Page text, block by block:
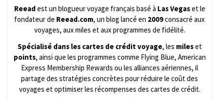
Reead est un blogueur voyage français basé à Las Vegaset le
fondateur de Reead.com, un blog lancé en 2009consacré aux
voyages, aux miles et aux programmes de fidélité.
Spécialisé dans les cartes de crédit voyage, les mileset
points, ainsi que les programmes comme Flying Blue, American
Express Membership Rewards ou les alliances aériennes, il
partage des stratégies concrètes pour réduire le coût des
voyages et optimiser les récompenses des cartes de crédit.